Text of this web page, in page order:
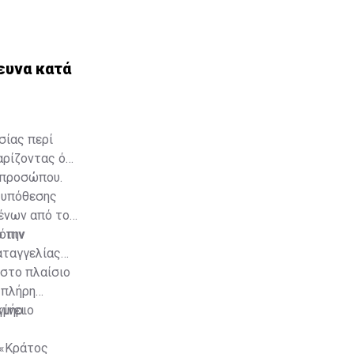
κατά
περί
ότι
από τον
την
πλαίσιο